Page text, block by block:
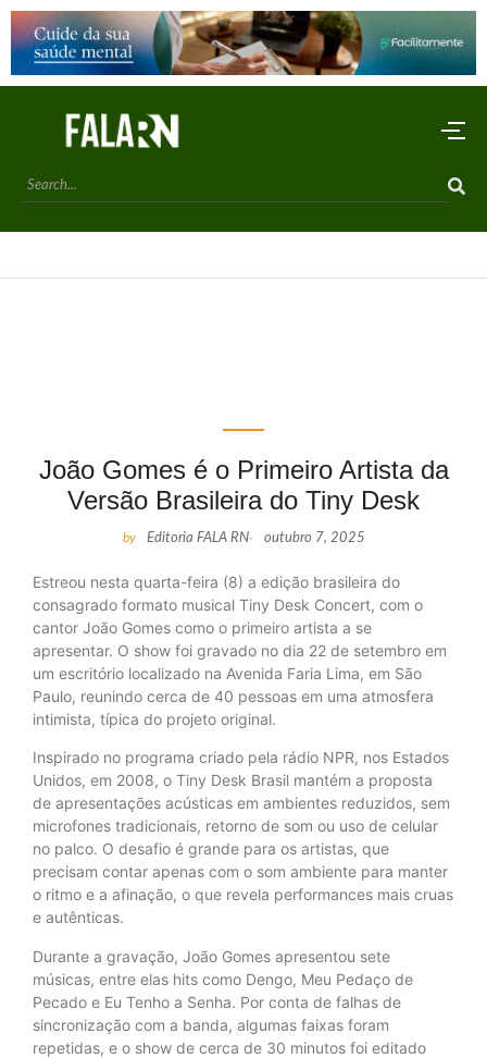
João Gomes é o Primeiro Artista da
Versão Brasileira do Tiny Desk
by Editoria FALA RN- outubro 7, 2025
Estreou nesta quarta-feira (8) a edição brasileira do
consagrado formato musical Tiny Desk Concert, com o
cantor João Gomes como o primeiro artista a se
apresentar. O show foi gravado no dia 22 de setembro em
um escritório localizado na Avenida Faria Lima, em São
Paulo, reunindo cerca de 40 pessoas em uma atmosfera
intimista, típica do projeto original.
Inspirado no programa criado pela rádio NPR, nos Estados
Unidos, em 2008, o Tiny Desk Brasil mantém a proposta
de apresentações acústicas em ambientes reduzidos, sem
microfones tradicionais, retorno de som ou uso de celular
no palco. O desafio é grande para os artistas, que
precisam contar apenas com o som ambiente para manter
o ritmo e a afinação, o que revela performances mais cruas
e autênticas.
Durante a gravação, João Gomes apresentou sete
músicas, entre elas hits como Dengo, Meu Pedaço de
Pecado e Eu Tenho a Senha. Por conta de falhas de
sincronização com a banda, algumas faixas foram
repetidas, e o show de cerca de 30 minutos foi editado